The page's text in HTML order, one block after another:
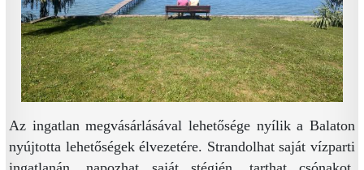
Az ingatlan megvásárlásával lehetősége nyílik a Balaton
nyújtotta lehetőségek élvezetére. Strandolhat saját vízparti